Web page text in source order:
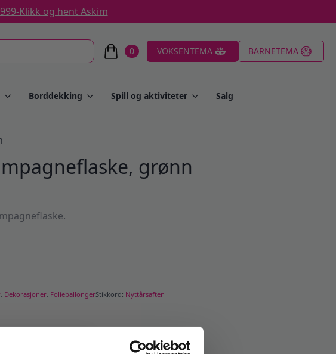
Klikk og hent Askim
0 VOKSENTEMA BARNETEMA
Borddekking Spill og aktiviteter Salg
grønn
, Dekorasjoner, FolieballongerStikkord: Nyttårsaften